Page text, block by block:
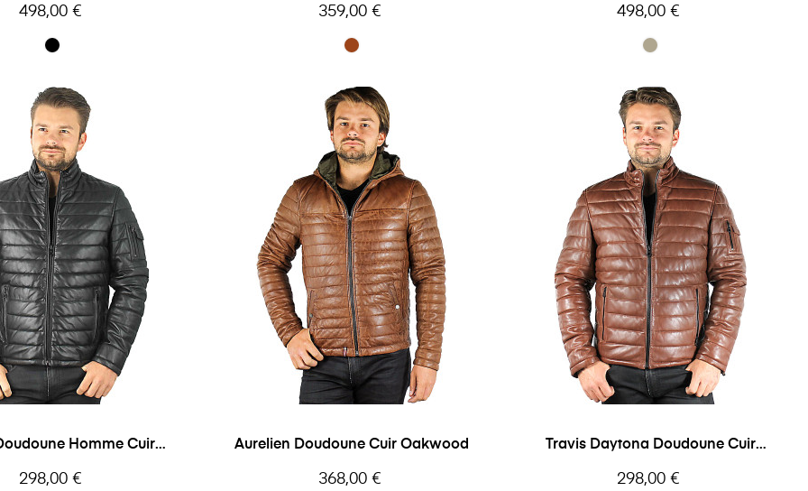
Prix
498,00 € Prix
359,00 € Prix
498,00 €
Homme Cuir
Prix
298,00 €
Aurelien Doudoune Cuir Oakwood
Prix
368,00 €
Travis Daytona Doudoune Cuir
Prix
298,00 €